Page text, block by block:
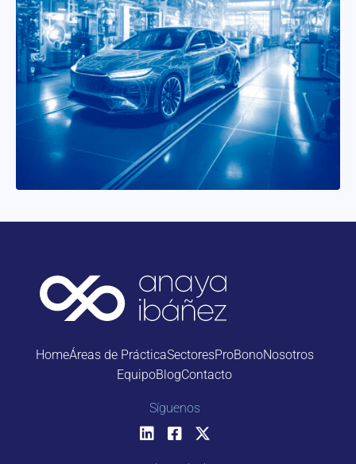
HomeÁreas de PrácticaSectoresProBonoNosotros
EquipoBlogContacto
Síguenos